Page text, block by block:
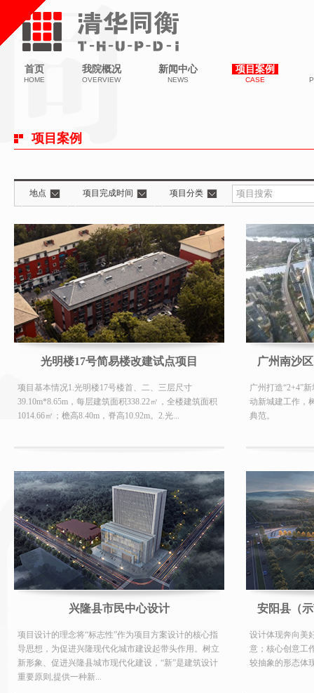
首页
HOME
我院概况
OVERVIEW
新闻中心
NEWS
项目案例
CASE
项目案例
地点 项目完成时间 项目分类
光明楼17号简易楼改建试点项目
项目基本情况1.光明楼17号楼首、二、三层尺寸
39.10m*8.65m，每层建筑面积338.22㎡，全楼建筑面积
1014.66㎡；檐高8.40m，脊高10.92m。2.光...
广州南沙
广州打造“2+4”
动新城建工作，
典范。
兴隆县市民中心设计
项目设计的理念将“标志性”作为项目方案设计的核心指
导思想，为促进兴隆现代化城市建设起带头作用。树立
新形象、促进兴隆县城市现代化建设，“新”是建筑设计
重要原则,提供一种新...
安阳县（
设计体现奔向美
意；核心创意工
较抽象的形态体